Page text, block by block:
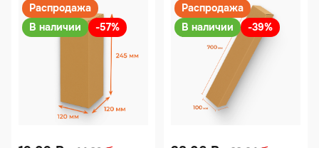
Распродажа
В наличии
-57%
Распродажа
В наличии
-39%